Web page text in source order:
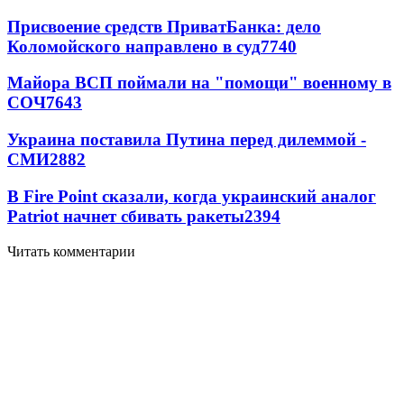
Присвоение средств ПриватБанка: дело
Коломойского направлено в суд7740
Майора ВСП поймали на "помощи" военному в
СОЧ7643
Украина поставила Путина перед дилеммой -
СМИ2882
В Fire Point сказали, когда украинский аналог
Patriot начнет сбивать ракеты2394
Читать комментарии